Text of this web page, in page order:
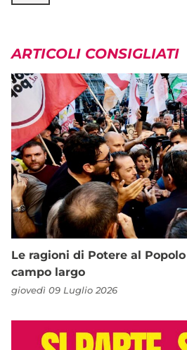
ARTICOLI CONSIGLIATI
Le ragioni di Potere al
campo largo
giovedì 09 Luglio 2026